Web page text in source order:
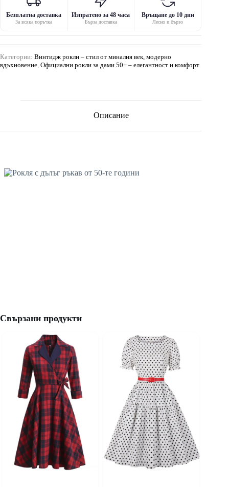
Безплатна доставка
За всяка поръчка
Изпратено за 48 часа
Бърза доставка
Връщане до 10 дни
Лесно и бързо
Категории: Винтидж рокли – стил от миналия век, модерно
вдъхновение Официални рокли за дами 50+ – елегантност и комфорт
Описание
Свързани продукти